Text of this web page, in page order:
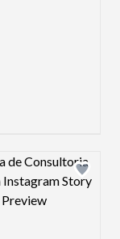
Design preview